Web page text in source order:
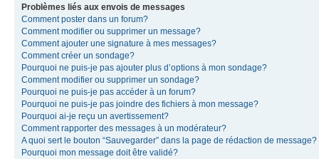
Problèmes liés aux envois de messages
Comment poster dans un forum?
Comment modifier ou supprimer un message?
Comment ajouter une signature à mes messages?
Comment créer un sondage?
Pourquoi ne puis-je pas ajouter plus d’options à mon sondage?
Comment modifier ou supprimer un sondage?
Pourquoi ne puis-je pas accéder à un forum?
Pourquoi ne puis-je pas joindre des fichiers à mon message?
Pourquoi ai-je reçu un avertissement?
Comment rapporter des messages à un modérateur?
A quoi sert le bouton “Sauvegarder” dans la page de rédaction de message?
Pourquoi mon message doit être validé?